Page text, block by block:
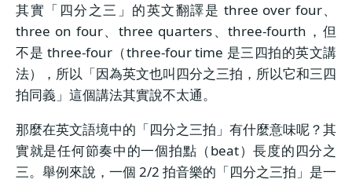
其實「四分之三」的英文翻譯是 three over four、
three on four、three quarters、three-fourth，但
不是 three-four（three-four time 是三四拍的英文講
法），所以「因為英文也叫四分之三拍，所以它和三四
拍同義」這個講法其實說不太通。
那麼在英文語境中的「四分之三拍」有什麼意味呢？其
實就是任何節奏中的一個拍點（beat）長度的四分之
三。舉例來說，一個 2/2 拍音樂的「四分之三拍」是一